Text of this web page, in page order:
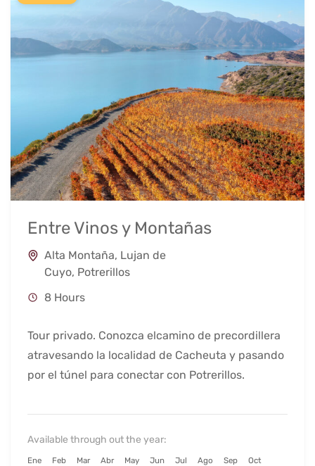
Entre Vinos y Montañas
Alta Montaña, Lujan de
Cuyo, Potrerillos
8 Hours
Tour privado. Conozca elcamino de precordillera
atravesando la localidad de Cacheuta y pasando
por el túnel para conectar con Potrerillos.
Available through out the year:
Ene Feb Mar Abr May Jun Jul Ago Sep Oct